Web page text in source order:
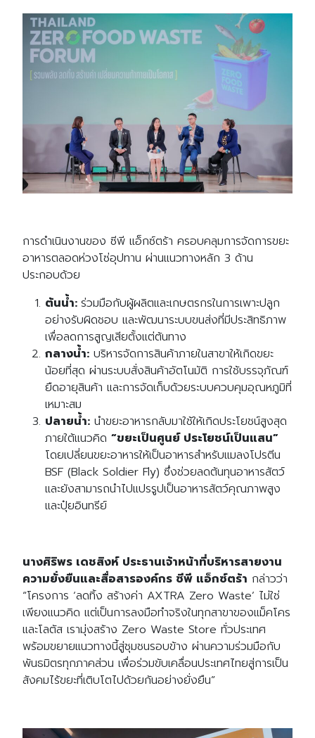
การดำเนินงานของ ซีพี แอ็กซ์ตร้า ครอบคลุมการจัดการขยะ
อาหารตลอดห่วงโซ่อุปทาน ผ่านแนวทางหลัก 3 ด้าน
ประกอบด้วย
ต้นน้ำ: ร่วมมือกับผู้ผลิตและเกษตรกรในการเพาะปลูก
อย่างรับผิดชอบ และพัฒนาระบบขนส่งที่มีประสิทธิภาพ
เพื่อลดการสูญเสียตั้งแต่ต้นทาง
กลางน้ำ: บริหารจัดการสินค้าภายในสาขาให้เกิดขยะ
น้อยที่สุด ผ่านระบบสั่งสินค้าอัตโนมัติ การใช้บรรจุภัณฑ์
ยืดอายุสินค้า และการจัดเก็บด้วยระบบควบคุมอุณหภูมิที่
เหมาะสม
ปลายน้ำ: นำขยะอาหารกลับมาใช้ให้เกิดประโยชน์สูงสุด
ภายใต้แนวคิด “ขยะเป็นศูนย์ ประโยชน์เป็นแสน”
โดยเปลี่ยนขยะอาหารให้เป็นอาหารสำหรับแมลงโปรตีน
BSF (Black Soldier Fly) ซึ่งช่วยลดต้นทุนอาหารสัตว์
และยังสามารถนำไปแปรรูปเป็นอาหารสัตว์คุณภาพสูง
และปุ๋ยอินทรีย์
นางศิริพร เดชสิงห์ ประธานเจ้าหน้าที่บริหารสายงาน
ความยั่งยืนและสื่อสารองค์กร ซีพี แอ็กซ์ตร้า กล่าวว่า
“โครงการ ‘ลดทิ้ง สร้างค่า AXTRA Zero Waste’ ไม่ใช่
เพียงแนวคิด แต่เป็นการลงมือทำจริงในทุกสาขาของแม็คโคร
และโลตัส เรามุ่งสร้าง Zero Waste Store ทั่วประเทศ
พร้อมขยายแนวทางนี้สู่ชุมชนรอบข้าง ผ่านความร่วมมือกับ
พันธมิตรทุกภาคส่วน เพื่อร่วมขับเคลื่อนประเทศไทยสู่การเป็น
สังคมไร้ขยะที่เติบโตไปด้วยกันอย่างยั่งยืน”